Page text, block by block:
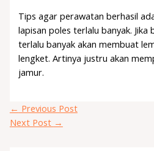
Tips agar perawatan berhasil
lapisan poles terlalu banyak. Jika
terlalu banyak akan membuat
lengket. Artinya justru akan
jamur.
← Previous Post
Next Post →